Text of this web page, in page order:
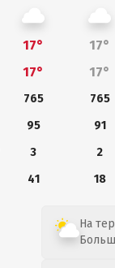
17° 17°
17°
17°
765 765
95
91
3
2
41
18
На